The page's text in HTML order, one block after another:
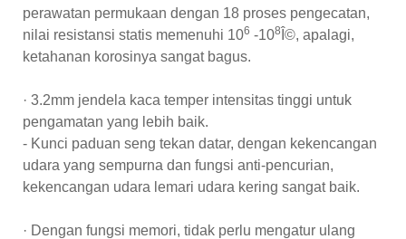
perawatan permukaan dengan 18 proses pengecatan,
nilai resistansi statis memenuhi 106 -108 Î©, apalagi,
ketahanan korosinya sangat bagus.
· 3.2mm jendela kaca temper intensitas tinggi untuk
pengamatan yang lebih baik.
- Kunci paduan seng tekan datar, dengan kekencangan
udara yang sempurna dan fungsi anti-pencurian,
kekencangan udara lemari udara kering sangat baik.
· Dengan fungsi memori, tidak perlu mengatur ulang